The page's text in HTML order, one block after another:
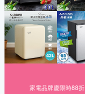
家電品牌慶限時88折